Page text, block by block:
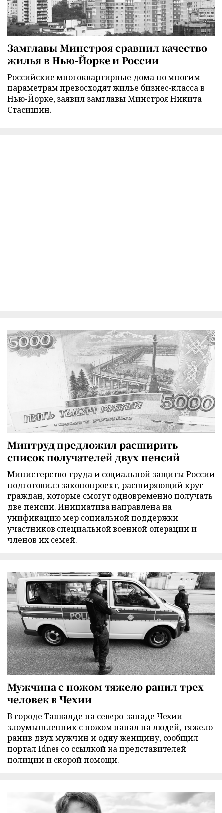
Замглавы Минстроя сравнил качество
жилья в Нью-Йорке и России
Российские многоквартирные дома по многим
параметрам превосходят жилье бизнес-класса в
Нью-Йорке, заявил замглавы Минстроя Никита
Стасишин.
Минтруд предложил расширить
список получателей двух пенсий
Министерство труда и социальной защиты России
подготовило законопроект, расширяющий круг
граждан, которые смогут одновременно получать
две пенсии. Инициатива направлена на
унификацию мер социальной поддержки
участников специальной военной операции и
членов их семей.
Мужчина с ножом тяжело ранил трех
человек в Чехии
В городе Танвалде на северо-западе Чехии
злоумышленник с ножом напал на людей, тяжело
ранив двух мужчин и одну женщину, сообщил
портал Idnes со ссылкой на представителей
полиции и скорой помощи.